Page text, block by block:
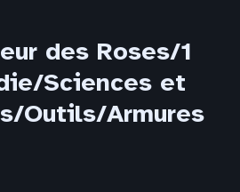
des Roses/1
Sciences et
Outils/Armures